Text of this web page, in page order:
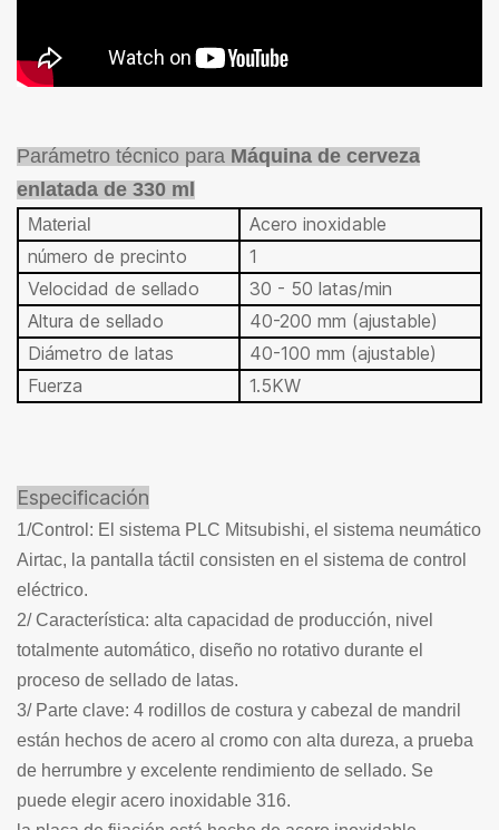
Parámetro técnico para Máquina de cerveza
enlatada de 330 ml
Material
Acero inoxidable
número de precinto
1
Velocidad de sellado
30 - 50 latas/min
Altura de sellado
40-200 mm (ajustable)
Diámetro de latas
40-100 mm (ajustable)
Fuerza
1.5KW
Especificación
1/Control: El sistema PLC Mitsubishi, el sistema neumático
Airtac, la pantalla táctil consisten en el sistema de control
eléctrico.
2/ Característica: alta capacidad de producción, nivel
totalmente automático, diseño no rotativo durante el
proceso de sellado de latas.
3/ Parte clave: 4 rodillos de costura y cabezal de mandril
están hechos de acero al cromo con alta dureza, a prueba
de herrumbre y excelente rendimiento de sellado. Se
puede elegir acero inoxidable 316.